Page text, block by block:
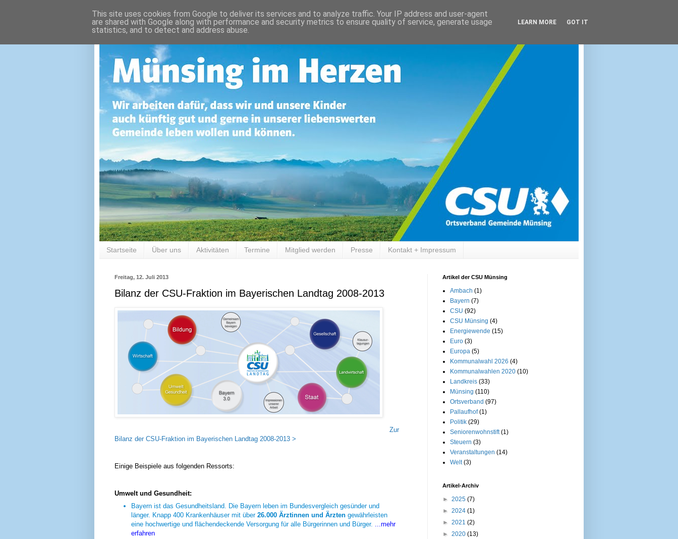
Startseite Über uns Aktivitäten Termine Mitglied werden Presse Kontakt + Impressum
Freitag, 12. Juli 2013
Bilanz der CSU-Fraktion im Bayerischen Landtag 2008-2013
Zur
Bilanz der CSU-Fraktion im Bayerischen Landtag 2008-2013 >
Einige Beispiele aus folgenden Ressorts:
Umwelt und Gesundheit:
Bayern ist das Gesundheitsland. Die Bayern leben im Bundesvergleich gesünder und
länger. Knapp 400 Krankenhäuser mit über 26.000 Ärztinnen und Ärzten gewährleisten
eine hochwertige und flächendeckende Versorgung für alle Bürgerinnen und Bürger.
...mehr
erfahren
Artikel der CSU Münsing
Ambach (1)
Bayern (7)
CSU (92)
CSU Münsing (4)
Energiewende (15)
Euro (3)
Europa (5)
Kommunalwahl 2026 (4)
Kommunalwahlen 2020 (10)
Landkreis (33)
Münsing (110)
Ortsverband (97)
Pallaufhof (1)
Politik (29)
Seniorenwohnstift (1)
Steuern (3)
Veranstaltungen (14)
Welt (3)
Artikel-Archiv
► 2025 (7)
► 2024 (1)
► 2021 (2)
► 2020 (13)
This site uses cookies from Google to deliver its services and to analyze traffic. Your IP address and user-agent
are shared with Google along with performance and security metrics to ensure quality of service, generate usage
statistics, and to detect and address abuse.
LEARN MORE GOT IT